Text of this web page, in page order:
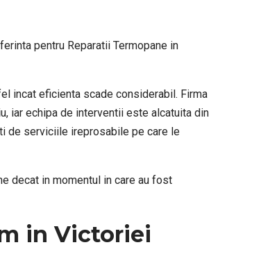
pentru Reparatii Termopane in
incat eficienta scade considerabil. Firma
iar echipa de interventii este alcatuita din
de serviciile ireprosabile pe care le
decat in momentul in care au fost
in Victoriei